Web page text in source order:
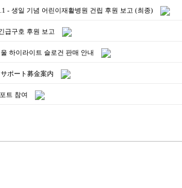
- 생일 기념 어린이재활병원 건립 후원 보고 (최종)
급구호 후원 보고
하이라이트 슬로건 판매 안내
ポート募金案内
트 참여